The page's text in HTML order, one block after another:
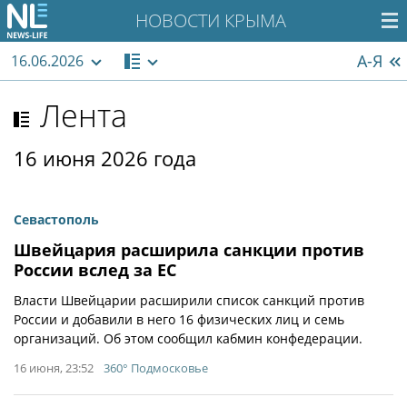
НОВОСТИ КРЫМА
16.06.2026 А-Я
Лента
16 июня 2026 года
Севастополь
Швейцария расширила санкции против
России вслед за ЕС
Власти Швейцарии расширили список санкций против
России и добавили в него 16 физических лиц и семь
организаций. Об этом сообщил кабмин конфедерации.
16 июня, 23:52 360° Подмосковье